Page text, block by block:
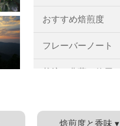
おすすめ焙煎度
フレーバーノート
栽培・農薬の使用
焙煎度と香味 ▾